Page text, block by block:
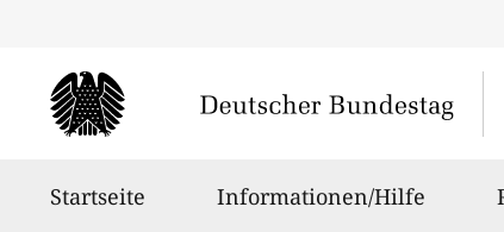
Startseite Informationen/Hilfe